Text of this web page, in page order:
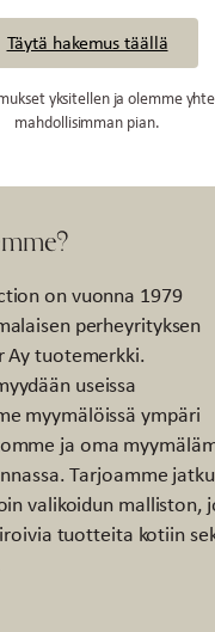
Täytä hakemus täällä
yksitellen ja olemme
mahdollisimman pian.
on vuonna 1979
perheyrityksen
tuotemerkki.
useissa
myymälöissä ympäri
ja oma
Tarjoamme
valikoidun malliston,
tuotteita kotiin